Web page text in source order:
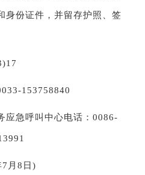
身份证件，并留存护照、签
153758840
急呼叫中心电话：0086-
月8日)